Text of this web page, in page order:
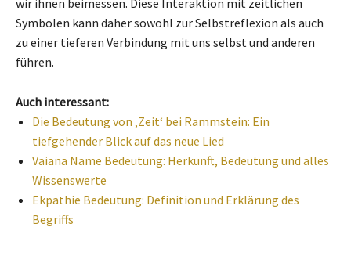
wir ihnen beimessen. Diese Interaktion mit zeitlichen
Symbolen kann daher sowohl zur Selbstreflexion als auch
zu einer tieferen Verbindung mit uns selbst und anderen
führen.
Auch interessant:
Die Bedeutung von ‚Zeit‘ bei Rammstein: Ein
tiefgehender Blick auf das neue Lied
Vaiana Name Bedeutung: Herkunft, Bedeutung und alles
Wissenswerte
Ekpathie Bedeutung: Definition und Erklärung des
Begriffs